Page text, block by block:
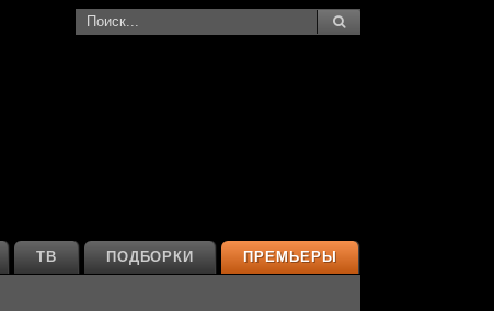
ПРЕМЬЕРЫ
ПОДБОРКИ
ТВ